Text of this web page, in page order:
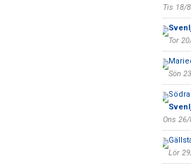
Tis 18/
Tor
Sön
Ons
Lör